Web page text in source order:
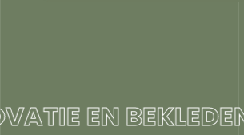
EN BEKLEDEN